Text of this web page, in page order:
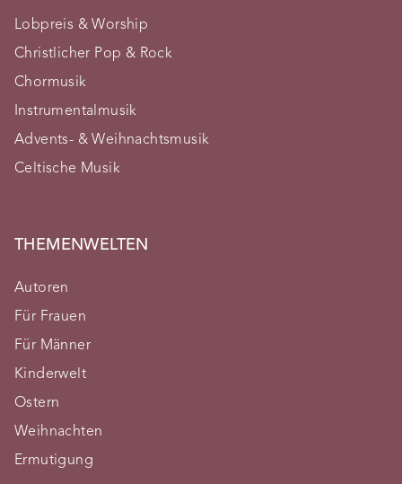
Lobpreis & Worship
Christlicher Pop & Rock
Chormusik
Instrumentalmusik
Advents- & Weihnachtsmusik
Celtische Musik
THEMENWELTEN
Autoren
Für Frauen
Für Männer
Kinderwelt
Ostern
Weihnachten
Ermutigung